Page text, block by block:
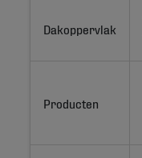
Dakoppervlak
Producten